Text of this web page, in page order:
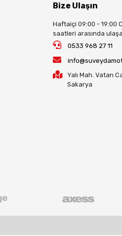
Bize Ulaşın
Haftaiçi 09:00 - 19:00
saatleri arasında
0533 968 27 11
Yalı Mah. Vatan
Sakarya